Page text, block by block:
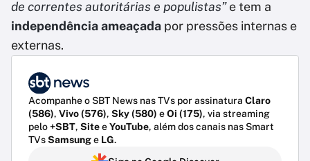
de correntes autoritárias e populistas”e tem a
independência ameaçada por pressões internas e
externas.
Acompanhe o SBT News nas TVs por assinatura Claro
(586), Vivo (576), Sky (580) eOi (175), via streaming
pelo+SBT, SiteeYouTube, além dos canais nas Smart
TVsSamsunge LG.